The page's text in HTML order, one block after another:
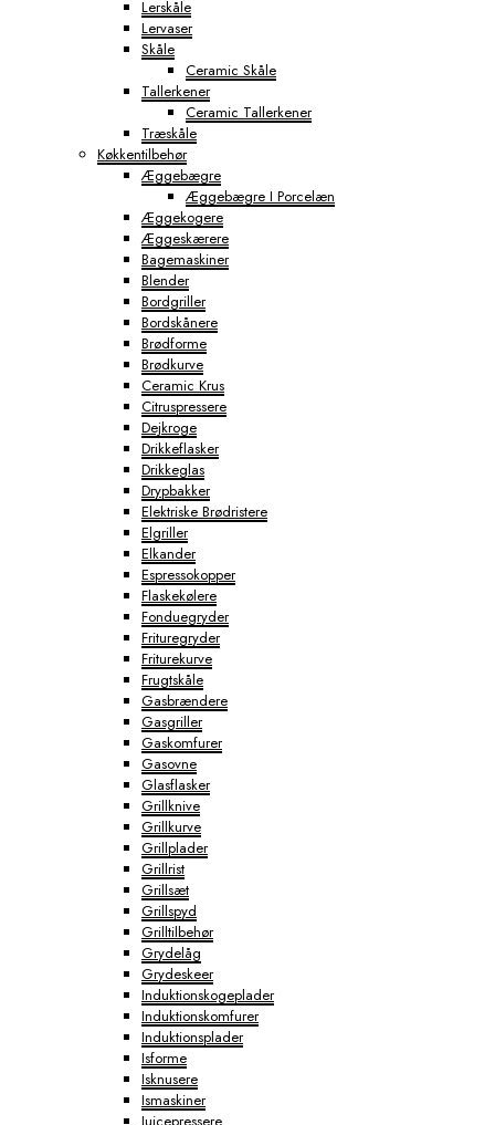
Lerskåle
Lervaser
Skåle
Ceramic Skåle
Tallerkener
Ceramic Tallerkener
Træskåle
Køkkentilbehør
Æggebægre
Æggebægre I Porcelæn
Æggekogere
Æggeskærere
Bagemaskiner
Blender
Bordgriller
Bordskånere
Brødforme
Brødkurve
Ceramic Krus
Citruspressere
Dejkroge
Drikkeflasker
Drikkeglas
Drypbakker
Elektriske Brødristere
Elgriller
Elkander
Espressokopper
Flaskekølere
Fonduegryder
Frituregryder
Friturekurve
Frugtskåle
Gasbrændere
Gasgriller
Gaskomfurer
Gasovne
Glasflasker
Grillknive
Grillkurve
Grillplader
Grillrist
Grillsæt
Grillspyd
Grilltilbehør
Grydelåg
Grydeskeer
Induktionskogeplader
Induktionskomfurer
Induktionsplader
Isforme
Isknusere
Ismaskiner